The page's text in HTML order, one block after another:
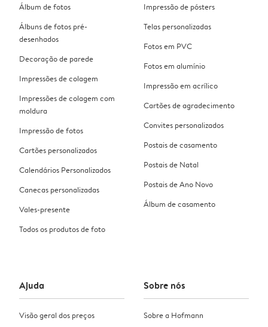
Álbum de fotos
Álbuns de fotos pré-
desenhados
Decoração de parede
Impressões de colagem
Impressões de colagem com
moldura
Impressão de fotos
Cartões personalizados
Calendários Personalizados
Canecas personalizadas
Vales-presente
Todos os produtos de foto
Impressão de pósters
Telas personalizadas
Fotos em PVC
Fotos em alumínio
Impressão em acrílico
Cartões de agradecimento
Convites personalizados
Postais de casamento
Postais de Natal
Postais de Ano Novo
Álbum de casamento
Ajuda
Visão geral dos preços
Sobre nós
Sobre a Hofmann